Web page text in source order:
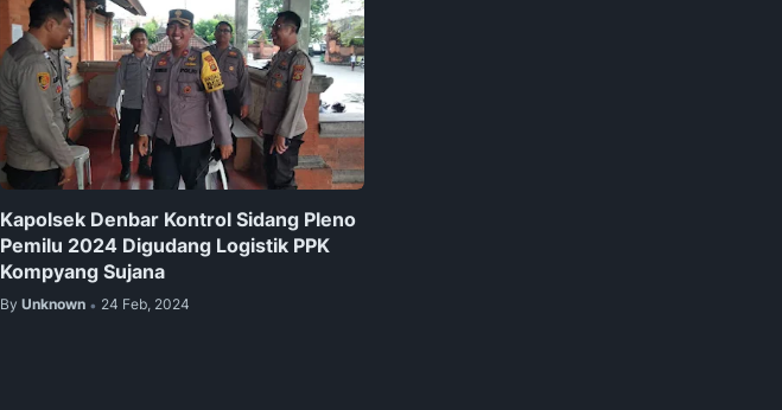
Kapolsek Denbar Kontrol Sidang Pleno
Pemilu 2024 Digudang Logistik PPK
Kompyang Sujana
By Unknown • 24 Feb, 2024